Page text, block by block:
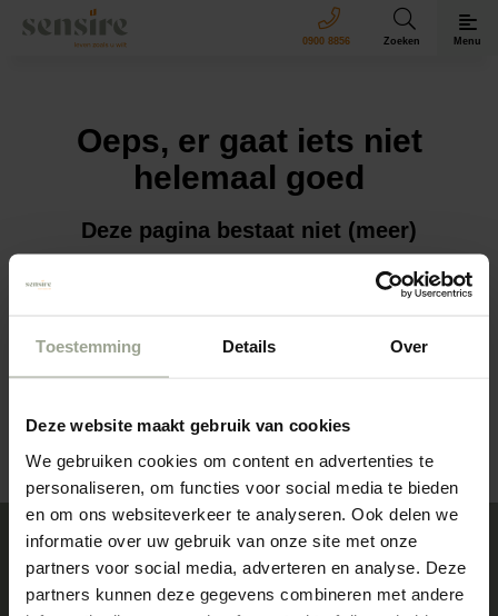
Toestemming Details Over
Deze website maakt gebruik van cookies
We gebruiken cookies om content en advertenties te
personaliseren, om functies voor social media te bieden
en om ons websiteverkeer te analyseren. Ook delen we
informatie over uw gebruik van onze site met onze
partners voor social media, adverteren en analyse. Deze
partners kunnen deze gegevens combineren met andere
Sensire logo
0900 8856 Zoeken Menu
Oeps, er gaat iets niet
helemaal goed
Deze pagina bestaat niet (meer)
We willen jouw vraag of sollicitatie natuurlijk wel graag
Ga naar de homepaginaof navigeer via het menu
Sensire logo